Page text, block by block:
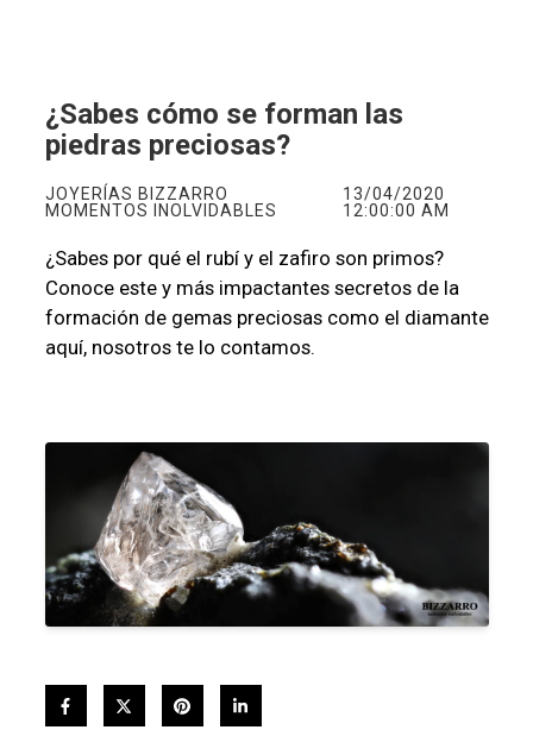
¿Sabes cómo se forman las
piedras preciosas?
JOYERÍAS BIZZARRO
MOMENTOS INOLVIDABLES
13/04/2020
12:00:00 AM
¿Sabes por qué el rubí y el zafiro son primos?
Conoce este y más impactantes secretos de la
formación de gemas preciosas como el diamante
aquí, nosotros te lo contamos.